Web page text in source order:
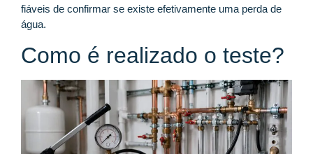
fiáveis de confirmar se existe efetivamente uma perda de
água.
Como é realizado o teste?